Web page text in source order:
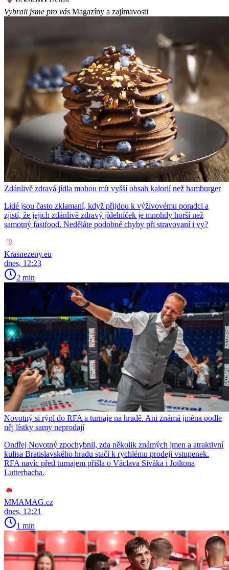
Vybrali jsme pro vás Magazíny a zajímavosti
Zdánlivě zdravá jídla mohou mít vyšší obsah kalorií než hamburger
Lidé jsou často zklamaní, když přijdou k výživovému poradci a
zjistí, že jejich zdánlivě zdravý jídelníček je mnohdy horší než
samotný fastfood. Neděláte podobné chyby při stravovaní i vy?
Krasnezeny.eu
dnes, 12:23
2 min
Novotný si rýpl do RFA a turnaje na hradě. Ani známá jména podle
něj lístky samy neprodají
Ondřej Novotný zpochybnil, zda několik známých jmen a atraktivní
kulisa Bratislavského hradu stačí k rychlému prodeji vstupenek.
RFA navíc před turnajem přišla o Václava Siváka i Joiltona
Lutterbacha.
MMAMAG.cz
dnes, 12:21
1 min